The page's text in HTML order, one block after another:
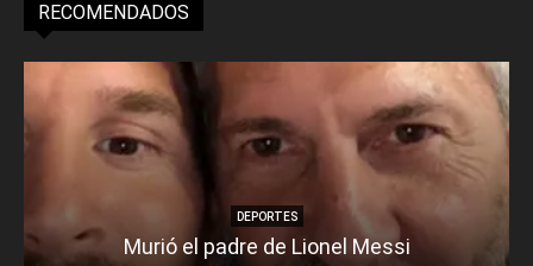
RECOMENDADOS
DEPORTES
Murió el padre de Lionel Messi